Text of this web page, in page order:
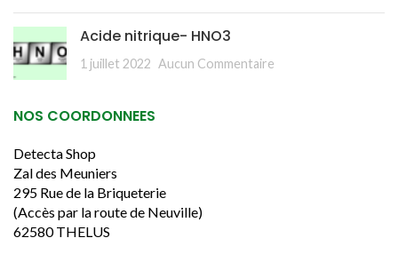
Acide nitrique- HNO3
1 juillet 2022 Aucun Commentaire
NOS COORDONNEES
Detecta Shop
Zal des Meuniers
295 Rue de la Briqueterie
(Accès par la route de Neuville)
62580 THELUS